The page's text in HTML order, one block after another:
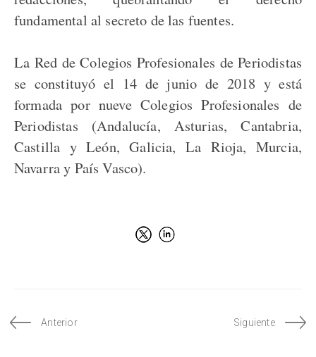
fundamental al secreto de las fuentes.
La Red de Colegios Profesionales de Periodistas
se constituyó el 14 de junio de 2018 y está
formada por nueve Colegios Profesionales de
Periodistas (Andalucía, Asturias, Cantabria,
Castilla y León, Galicia, La Rioja, Murcia,
Navarra y País Vasco).
Anterior Siguiente